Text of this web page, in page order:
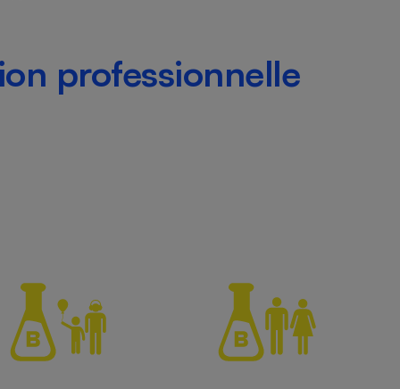
professionnelle